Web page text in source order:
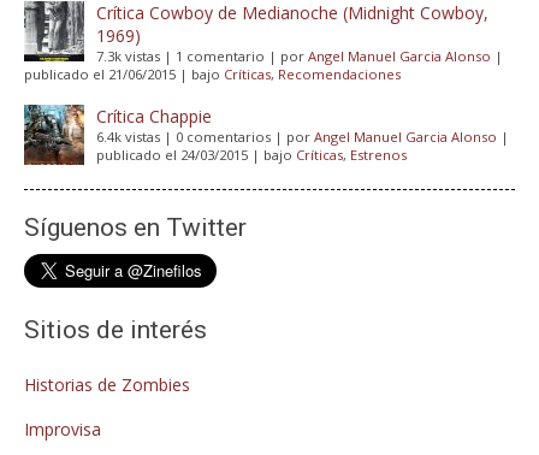
Crítica Cowboy de Medianoche (Midnight Cowboy,
1969)
7.3k vistas | 1 comentario | por Angel Manuel Garcia Alonso |
publicado el 21/06/2015 | bajo Críticas, Recomendaciones
Crítica Chappie
6.4k vistas | 0 comentarios | por Angel Manuel Garcia Alonso |
publicado el 24/03/2015 | bajo Críticas, Estrenos
Síguenos en Twitter
Sitios de interés
Historias de Zombies
Improvisa